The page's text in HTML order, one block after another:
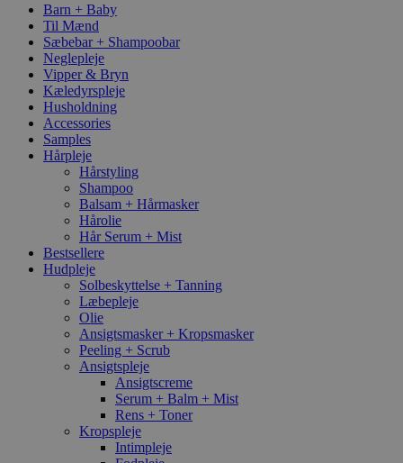
Barn + Baby
Til Mænd
Sæbebar + Shampoobar
Neglepleje
Vipper & Bryn
Kæledyrspleje
Husholdning
Accessories
Samples
Hårpleje
Hårstyling
Shampoo
Balsam + Hårmasker
Hårolie
Hår Serum + Mist
Bestsellere
Hudpleje
Solbeskyttelse + Tanning
Læbepleje
Olie
Ansigtsmasker + Kropsmasker
Peeling + Scrub
Ansigtspleje
Ansigtscreme
Serum + Balm + Mist
Rens + Toner
Kropspleje
Intimpleje